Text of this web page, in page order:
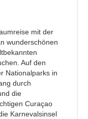
mit der
wunderschönen
Auf den
Nationalparks in
durch
die
Curaçao
Karnevalsinsel